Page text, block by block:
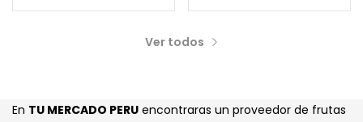
S/. 5.00.S/. 4.20.
Ver todos
En TU MERCADO PERU encontraras un proveedor de frutas